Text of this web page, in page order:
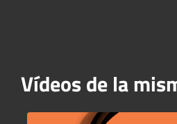
Vídeos de la